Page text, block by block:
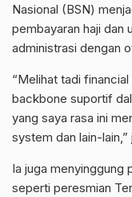
Nasional (BSN)
pembayaran haji dan
administrasi dengan
“Melihat tadi
backbone suportif
yang saya rasa ini
system dan lain-lain,”
Ia juga menyinggung
seperti peresmian